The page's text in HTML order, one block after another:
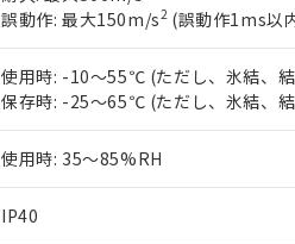
誤動作: 最大150m/s2(誤動作1ms以
使用時: -10～55℃ (ただし、氷結、
保存時: -25～65℃ (ただし、氷結、
使用時: 35～85%RH
IP40
※当社の共同利用者とは、"
いる法人を指します。
EU RoHS指令（10物質）の非含
51物質の非含有証明書（当社基準
※本証明書は発行日時点で非含有
また、RoHS指令のフタル酸エ
混在することから備考欄に対応日
既に当社にて対応品への在庫切